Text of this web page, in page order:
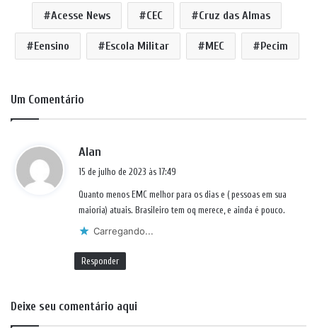
Acesse News CEC Cruz das Almas
Eensino Escola Militar MEC Pecim
Um Comentário
Alan
s
e
:
15 de julho de 2023 às 17:49
Quanto menos EMC melhor para os dias e ( pessoas em sua
maioria) atuais. Brasileiro tem oq merece, e ainda é pouco.
Carregando...
Responder
Deixe seu comentário aqui